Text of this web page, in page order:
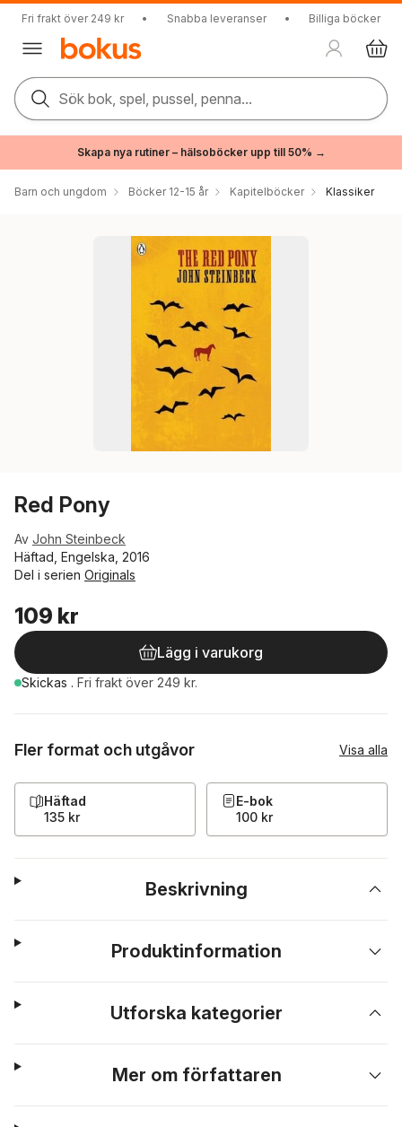
Fri frakt över 249 kr • Snabba leveranser • Billiga böcker
Sök bok, spel, pussel, penna...
Skapa nya rutiner – hälsoböcker upp till 50% →
Barn och ungdom Böcker 12-15 år Kapitelböcker Klassiker
Red Pony
Av John Steinbeck
Häftad, Engelska, 2016
Del i serien Originals
109 kr
Lägg i varukorg
Skickas . Fri frakt över 249 kr.
Fler format och utgåvor Visa alla
Häftad
135 kr
E-bok
100 kr
Beskrivning
Produktinformation
Utforska kategorier
Mer om författaren